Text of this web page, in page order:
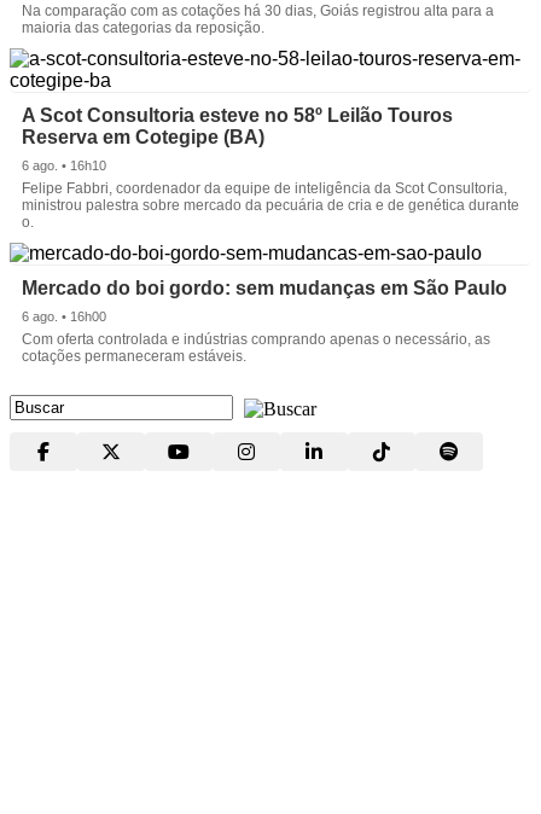
Na comparação com as cotações há 30 dias, Goiás registrou alta para a
maioria das categorias da reposição.
A Scot Consultoria esteve no 58º Leilão Touros
Reserva em Cotegipe (BA)
6 ago. • 16h10
Felipe Fabbri, coordenador da equipe de inteligência da Scot Consultoria,
ministrou palestra sobre mercado da pecuária de cria e de genética durante
o.
Mercado do boi gordo: sem mudanças em São Paulo
6 ago. • 16h00
Com oferta controlada e indústrias comprando apenas o necessário, as
cotações permaneceram estáveis.